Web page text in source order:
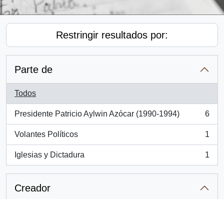
Restringir resultados por:
Parte de
Todos
Presidente Patricio Aylwin Azócar (1990-1994)
, 6 resultados
6
Volantes Políticos
, 1 resultados
1
Iglesias y Dictadura
, 1 resultados
1
Creador